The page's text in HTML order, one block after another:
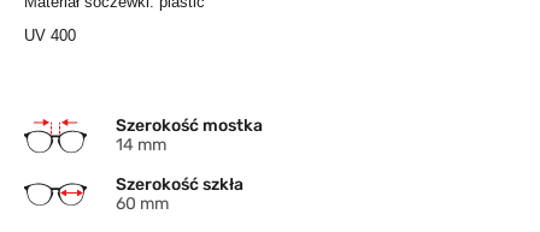
UV 400
Szerokość mostka
14 mm
Szerokość szkła
60 mm